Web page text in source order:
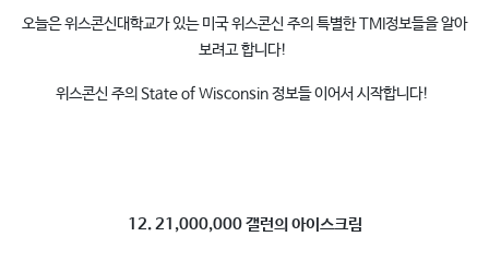
오늘은 위스콘신대학교가 있는 미국 위스콘신 주의 특별한 TMI정보들을 알아
보려고 합니다!
위스콘신 주의 State of Wisconsin 정보들 이어서 시작합니다!
12. 21,000,000 갤런의 아이스크림